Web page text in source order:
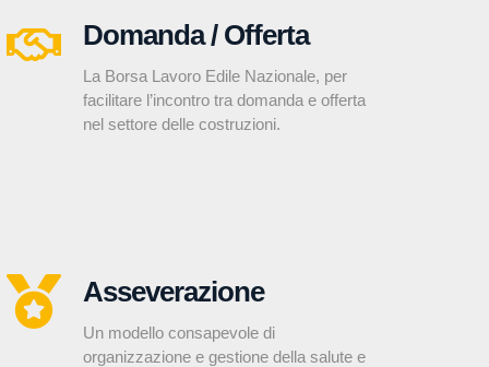
Domanda / Offerta
La Borsa Lavoro Edile Nazionale, per
facilitare l’incontro tra domanda e offerta
nel settore delle costruzioni.
Asseverazione
Un modello consapevole di
organizzazione e gestione della salute e